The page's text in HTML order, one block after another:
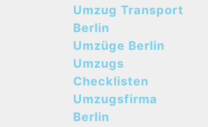
Umzug Transport
Berlin
Umzüge Berlin
Umzugs
Checklisten
Umzugsfirma
Berlin